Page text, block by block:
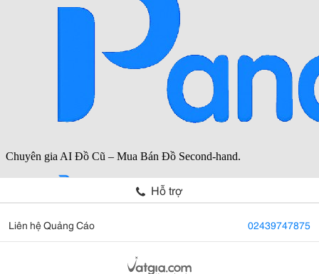
Hỗ trợ
Liên hệ Quảng Cáo 02439747875